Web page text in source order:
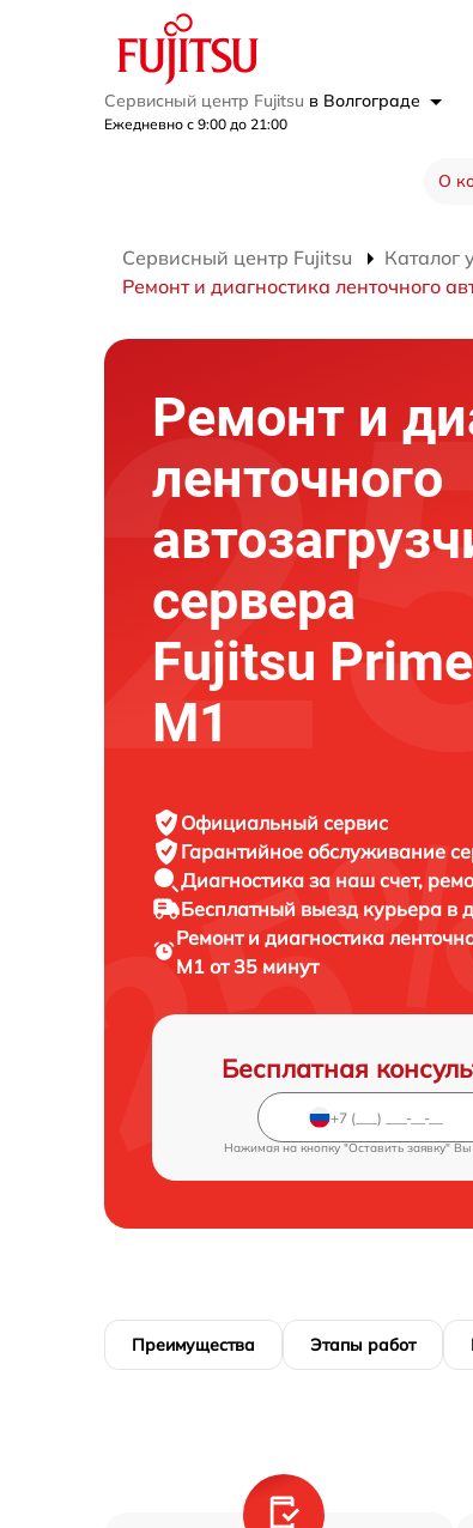
Сервисный центр Fujitsu в Волгограде
Ежедневно с 9:00 до 21:00
О
Сервисный центр Fujitsu Каталог
Ремонт и диагностика ленточного
Ремонт и
ленточного
сервера
Fujitsu
M1
Официальный сервис
Гарантийное обслуживание
Диагностика за наш счет,
Бесплатный выезд курьера в
Ремонт и диагностика
M1 от 35 минут
Бесплатная
Нажимая на кнопку "Оставить заявку" Вы
Преимущества Этапы работ